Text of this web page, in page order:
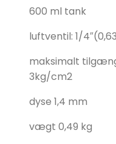
600 ml tank
luftventil: 1/
maksimalt
3kg/cm2
dyse 1,4 mm
vægt 0,49 kg